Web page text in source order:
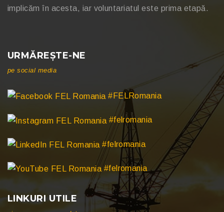
implicăm în acesta, iar voluntariatul este prima etapă.
URMĂREȘTE-NE
pe social media
#FELRomania
#felromania
#felromania
#felromania
LINKURI UTILE